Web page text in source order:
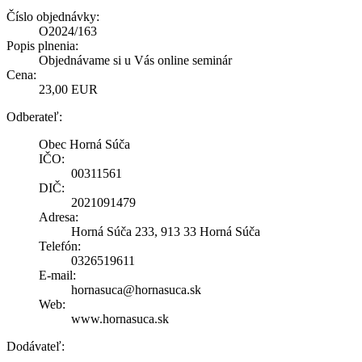
Číslo objednávky:
O2024/163
Popis plnenia:
Objednávame si u Vás online seminár
Cena:
23,00 EUR
Odberateľ:
Obec Horná Súča
IČO:
00311561
DIČ:
2021091479
Adresa:
Horná Súča 233, 913 33 Horná Súča
Telefón:
0326519611
E-mail:
hornasuca@hornasuca.sk
Web:
www.hornasuca.sk
Dodávateľ: